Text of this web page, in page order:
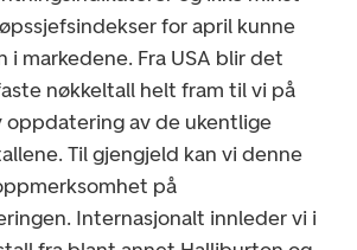
for april kunne
i markedene. Fra USA blir det
nøkkeltall helt fram til vi på
oppdatering av de ukentlige
Til gjengjeld kan vi denne
på
Internasjonalt innleder vi i